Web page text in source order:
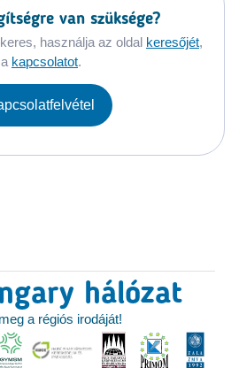
van szüksége?
használja az oldal keresőjét,
kapcsolatot.
hálózat
a régiós irodáját!